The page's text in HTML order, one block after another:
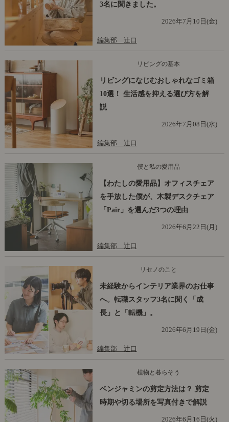
3名に聞きました。
2026年7月10日(金)
編集部 辻口
リビングの基本
リビングになじむおしゃれなゴミ箱
10選！ 生活感を抑える選び方を解
説
2026年7月08日(水)
編集部 辻口
僕と私の愛用品
【わたしの愛用品】オフィスチェア
を手放した僕が、木製デスクチェア
「Pair」を選んだ3つの理由
2026年6月22日(月)
編集部 辻口
リセノのこと
未経験からインテリア業界のお仕事
へ。転職スタッフ3名に聞く「成
長」と「転機」。
2026年6月19日(金)
編集部 辻口
植物と暮らそう
ベンジャミンの剪定方法は？ 剪定
時期や切る場所を写真付きで解説
2026年6月16日(火)